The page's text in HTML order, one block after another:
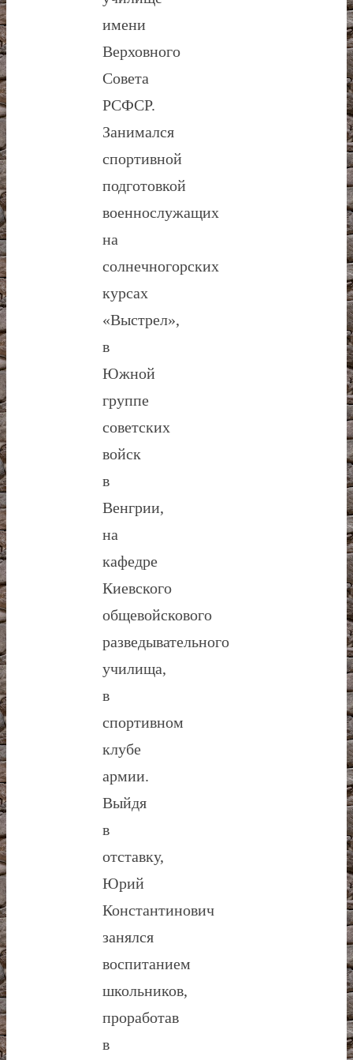
имени
Верховного
Совета
РСФСР.
Занимался
спортивной
подготовкой
военнослужащих
на
солнечногорских
курсах
«Выстрел»,
в
Южной
группе
советских
войск
в
Венгрии,
на
кафедре
Киевского
общевойскового
разведывательного
училища,
в
спортивном
клубе
армии.
Выйдя
в
отставку,
Юрий
Константинович
занялся
воспитанием
школьников,
проработав
в